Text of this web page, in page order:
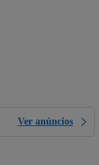
Ver anúncios